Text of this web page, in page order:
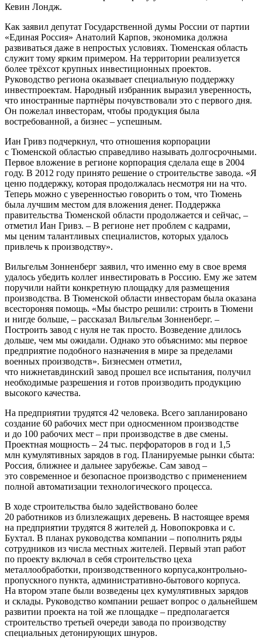
Кевин Лондж.
Как заявил депутат Государственной думы России от партии
«Единая Россия» Анатолий Карпов, экономика должна
развиваться даже в непростых условиях. Тюменская область
служит тому ярким примером. На территории реализуется
более трёхсот крупных инвестиционных проектов.
Руководство региона оказывает специальную поддержку
инвестпроектам. Народный избранник выразил уверенность,
что иностранные партнёры почувствовали это с первого дня.
Он пожелал инвесторам, чтобы продукция была
востребованной, а бизнес – успешным.
Иан Гривз подчеркнул, что отношения корпорации
с Тюменской областью справедливо называть долгосрочными.
Первое вложение в регионе корпорация сделала еще в 2004
году. В 2012 году принято решение о строительстве завода. «Я
ценю поддержку, которая продолжалась несмотря ни на что.
Теперь можно с уверенностью говорить о том, что Тюмень
была лучшим местом для вложения денег. Поддержка
правительства Тюменской области продолжается и сейчас, –
отметил Иан Гривз. – В регионе нет проблем с кадрами,
мы ценим талантливых специалистов, которых удалось
привлечь к производству».
Вильгельм Зонненберг заявил, что именно ему в свое время
удалось убедить коллег инвестировать в Россию. Ему же затем
поручили найти конкретную площадку для размещения
производства. В Тюменской области инвесторам была оказана
всестороняя помощь. «Мы быстро решили: строить в Тюмени
и нигде больше, – рассказал Вильгельм Зонненберг. –
Построить завод с нуля не так просто. Возведение длилось
дольше, чем мы ожидали. Однако это объяснимо: мы первое
предприятие подобного назначения в мире за пределами
военных производств». Бизнесмен отметил,
что нижнетавдинский завод прошел все испытания, получил
необходимые разрешения и готов производить продукцию
высокого качества.
На предприятии трудятся 42 человека. Всего запланировано
создание 60 рабочих мест при односменном производстве
и до 100 рабочих мест – при производстве в две смены.
Проектная мощность – 24 тыс. перфораторов в год и 1,5
млн кумулятивных зарядов в год. Планируемые рынки сбыта:
Россия, ближнее и дальнее зарубежье. Сам завод –
это современное и безопасное производство с применением
полной автоматизации технологического процесса.
В ходе строительства было задействовано более
20 работников из близлежащих деревень. В настоящее время
на предприятии трудятся 8 жителей д. Новопокровка и с.
Бухтал. В планах руководства компании – пополнить ряды
сотрудников из числа местных жителей. Первый этап работ
по проекту включал в себя строительство цеха
металлообработки, производственного корпуса,контрольно-
пропускного пункта, административно-бытового корпуса.
На втором этапе были возведены цех кумулятивных зарядов
и склады. Руководство компании решает вопрос о дальнейшем
развитии проекта на той же площадке – предполагается
строительство третьей очереди завода по производству
специальных детонирующих шнуров.